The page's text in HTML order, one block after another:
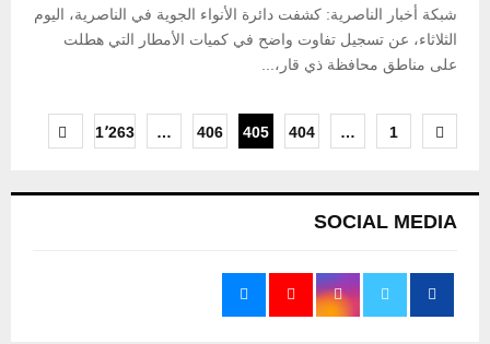
شبكة أخبار الناصرية: كشفت دائرة الأنواء الجوية في الناصرية، اليوم
الثلاثاء، عن تسجيل تفاوت واضح في كميات الأمطار التي هطلت
على مناطق محافظة ذي قار،...
تعدد
المقالات
1
…
404
405
406
… 1٬263
SOCIAL MEDIA